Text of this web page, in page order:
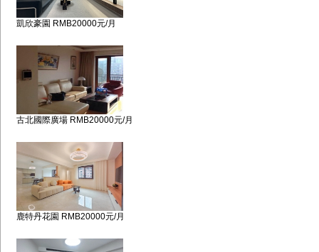
凱欣豪園 RMB20000元/月
古北國際廣場 RMB20000元/月
鹿特丹花園 RMB20000元/月